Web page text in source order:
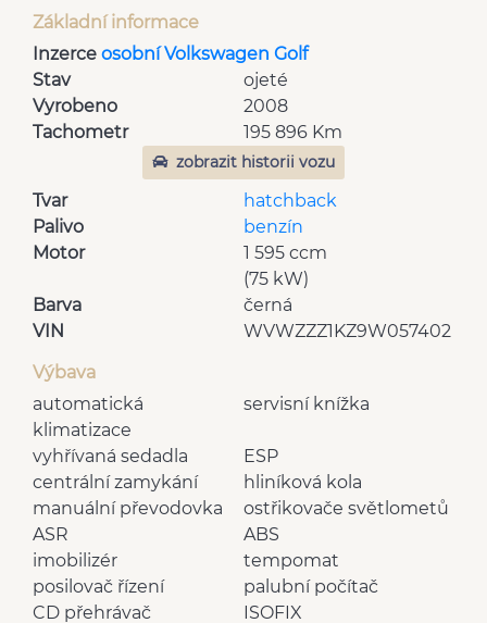
Základní informace
Inzerce osobní Volkswagen Golf
Stav
ojeté
Vyrobeno
2008
Tachometr
195 896 Km
zobrazit historii vozu
Tvar
hatchback
Palivo
benzín
Motor
1 595 ccm
(75 kW)
Barva
černá
VIN
WVWZZZ1KZ9W057402
Výbava
servisní knížka
automatická
klimatizace
ESP
vyhřívaná sedadla
hliníková kola
centrální zamykání
ostřikovače světlometů
manuální převodovka
ABS
ASR
tempomat
imobilizér
palubní počítač
posilovač řízení
ISOFIX
CD přehrávač